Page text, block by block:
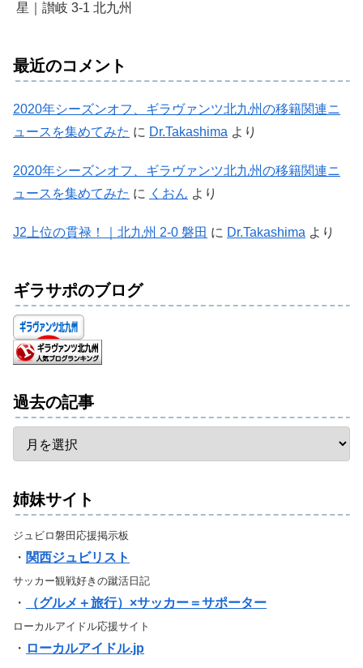
星｜讃岐 3-1 北九州
最近のコメント
2020年シーズンオフ、ギラヴァンツ北九州の移籍関連ニ
ュースを集めてみた に Dr.Takashima より
2020年シーズンオフ、ギラヴァンツ北九州の移籍関連ニ
ュースを集めてみた に くおん より
J2上位の貫禄！｜北九州 2-0 磐田 に Dr.Takashima より
ギラサポのブログ
過去の記事
姉妹サイト
ジュビロ磐田応援掲示板
・ 関西ジュビリスト
サッカー観戦好きの蹴活日記
・ （グルメ＋旅行）×サッカー＝サポーター
ローカルアイドル応援サイト
・ ローカルアイドル.jp